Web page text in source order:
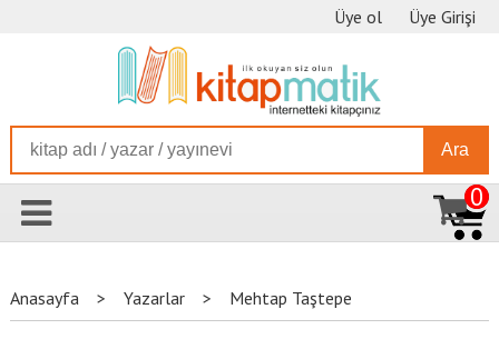
Üye ol Üye Girişi
Ara
0
Anasayfa > Yazarlar > Mehtap Taştepe